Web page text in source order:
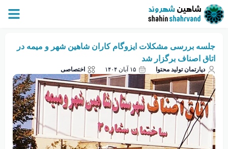
جلسه بررسی مشکلات ایزوگام کاران شاهین شهر و میمه در
اتاق اصناف برگزار شد
دپارتمان تولید محتوا ۱۵ آبان ۱۴۰۴ اختصاصی